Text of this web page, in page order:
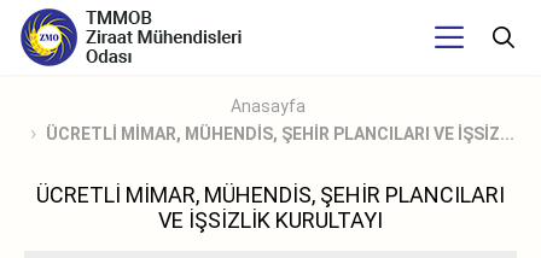
Anasayfa
ÜCRETLİ MİMAR, MÜHENDİS, ŞEHİR PLANCILARI VE İŞSİZ...
ÜCRETLİ MİMAR, MÜHENDİS, ŞEHİR PLANCILARI
VE İŞSİZLİK KURULTAYI